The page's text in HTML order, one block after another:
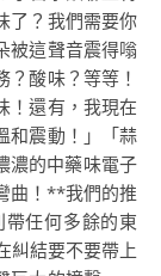
了？我們需要你
被這聲音震得嗡
酸味？等等！
！還有，我現在
和震動！」「蒜
濃的中藥味電子
曲！**我們的推
任何多餘的東
結要不要帶上